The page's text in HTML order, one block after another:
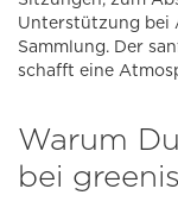
Unterstützung bei
Sammlung. Der
schafft eine
Warum
bei